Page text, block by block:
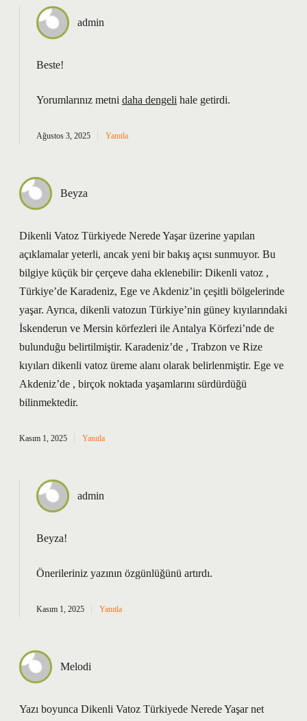
admin
Beste!
Yorumlarınız metni daha dengeli hale getirdi.
Ağustos 3, 2025 Yanıtla
Beyza
Dikenli Vatoz Türkiyede Nerede Yaşar üzerine yapılan
açıklamalar yeterli, ancak yeni bir bakış açısı sunmuyor. Bu
bilgiye küçük bir çerçeve daha eklenebilir: Dikenli vatoz ,
Türkiye’de Karadeniz, Ege ve Akdeniz’in çeşitli bölgelerinde
yaşar. Ayrıca, dikenli vatozun Türkiye’nin güney kıyılarındaki
İskenderun ve Mersin körfezleri ile Antalya Körfezi’nde de
bulunduğu belirtilmiştir. Karadeniz’de , Trabzon ve Rize
kıyıları dikenli vatoz üreme alanı olarak belirlenmiştir. Ege ve
Akdeniz’de , birçok noktada yaşamlarını sürdürdüğü
bilinmektedir.
Kasım 1, 2025 Yanıtla
admin
Beyza!
Önerileriniz yazının özgünlüğünü artırdı.
Kasım 1, 2025 Yanıtla
Melodi
Yazı boyunca Dikenli Vatoz Türkiyede Nerede Yaşar net